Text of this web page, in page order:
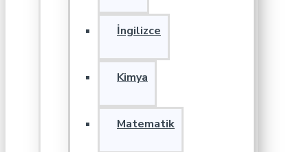
İngilizce
Kimya
Matematik